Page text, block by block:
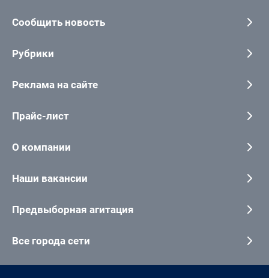
Сообщить новость
Рубрики
Реклама на сайте
Прайс-лист
О компании
Наши вакансии
Предвыборная агитация
Все города сети